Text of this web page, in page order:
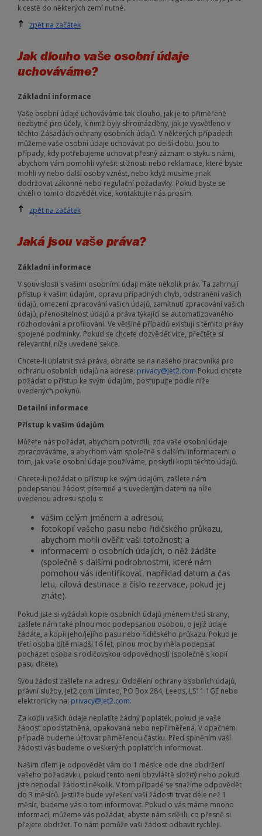
k cestě do některých zemí nutné.
zpět na začátek
Jak dlouho vaše osobní údaje
uchováváme?
Základní informace
Vaše osobní údaje uchováváme tak dlouho, jak je to přiměřeně
nezbytné pro účely, k nimž byly shromážděny, jak je vysvětleno v
těchto Zásadách ochrany osobních údajů. V některých případech
můžeme vaše osobní údaje uchovávat po delší dobu. Jsou to
případy, kdy potřebujeme uchovat přesný záznam o styku s námi,
abychom vám pomohli vyřešit stížnosti nebo reklamace, které byste
mohli vy nebo další osoby vznést, nebo když musíme jinak
dodržovat zákonné nebo regulační požadavky. Pokud byste se
chtěli o tomto dozvědět více, kontaktujte nás prosím.
zpět na začátek
Jaká jsou vaše práva?
Základní informace
V souvislosti s vašimi osobními údaji máte několik práv. Ta zahrnují
přístup k vašim údajům, opravu případných chyb, odstranění vašich
údajů, omezení zpracování vašich údajů, zamítnutí zpracování vašich
údajů, přenositelnost údajů a práva týkající se automatizovaného
rozhodování a profilování. Ve většině případů existují s těmito právy
spojené podmínky. Pokud se chcete dozvědět více, přečtěte si
relevantní, níže uvedené sekce.
Chcete-li uplatnit svá práva, obraťte se na našeho pracovníka pro
ochranu osobních údajů na adrese: privacy@jet2.com Pokud chcete
požádat o přístup ke svým údajům, postupujte podle níže
uvedených pokynů.
Detailní informace
Přístup k vašim údajům
Můžete nás požádat, abychom potvrdili, zda vaše osobní údaje
zpracováváme, a abychom vám společně s dalšími informacemi o
tom, jak vaše osobní údaje používáme, poskytli kopii těchto údajů.
Chcete-li požádat o přístup ke svým údajům, zašlete nám
podepsanou žádost písemně a s uvedeným datem na níže
uvedenou adresu spolu s:
vašim celým jménem a adresou;
fotokopií vašeho pasu nebo řidičského průkazu,
abychom mohli ověřit vaši totožnost; a
informacemi o osobních údajích, o něž žádáte
(společně s dalšími podrobnostmi, které nám
pomohou vás identifikovat, například datum a čas
letu, cílová destinace a číslo rezervace, pokud jej
znáte).
Pokud jste si vyžádali kopie osobních údajů jménem třetí strany,
zašlete nám také plnou moc podepsanou osobou, o jejíž údaje
žádáte, a kopii jeho/jejího pasu nebo řidičského průkazu. Pokud je
třetí osoba dítě mladší 16 let, plnou moc by měla podepsat
pocházet osoba s rodičovskou odpovědností (společně s kopií
pasu dítěte).
Svou žádost zašlete na adresu: Oddělení ochrany osobních údajů,
právní služby, Jet2.com Limited, PO Box 284, Leeds, LS11 1GE nebo
elektronicky na: privacy@jet2.com.
Za kopii vašich údaje neplatíte žádný poplatek, pokud je vaše
žádost opodstatněná, opakovaná nebo nepřiměřená. V opačném
případě budeme účtovat přiměřenou částku. Před splněním vaší
žádosti vás budeme o veškerých poplatcích informovat.
Našim cílem je odpovědět vám do 1 měsíce ode dne obdržení
vašeho požadavku, pokud tento není obzvláště složitý nebo pokud
jste nepodali žádostí několik. V tom případě se snažíme odpovědět
do 3 měsíců. Jestliže bude vyřešení vaší žádosti trvat déle než 1
měsíc, budeme vás o tom informovat. Pokud o vás máme mnoho
informací, můžeme vás požádat, abyste nám sdělili, co přesně si
přejete obdržet. To nám pomůže vaši žádost odbavit rychleji.